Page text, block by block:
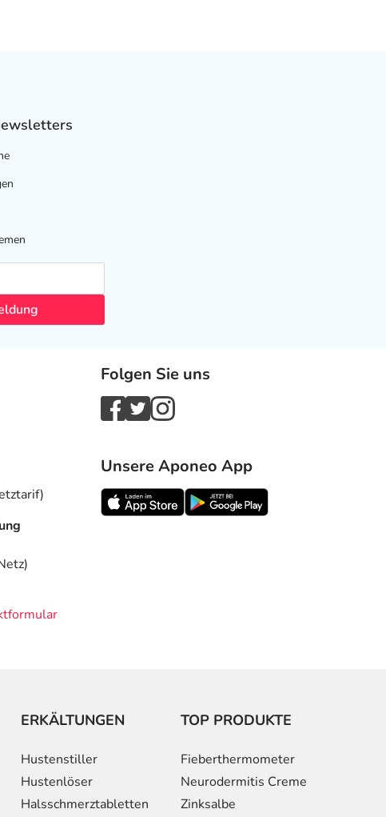
Folgen Sie uns
Unsere Aponeo App
ERKÄLTUNGEN
Hustenstiller
Hustenlöser
Halsschmerztabletten
TOP PRODUKTE
Fieberthermometer
Neurodermitis Creme
Zinksalbe